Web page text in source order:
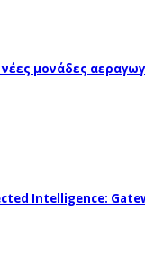
μονάδες
Intelligence: